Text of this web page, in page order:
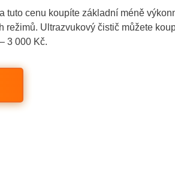
tuto cenu koupíte základní méně
režimů. Ultrazvukový čistič můžete
3 000 Kč.